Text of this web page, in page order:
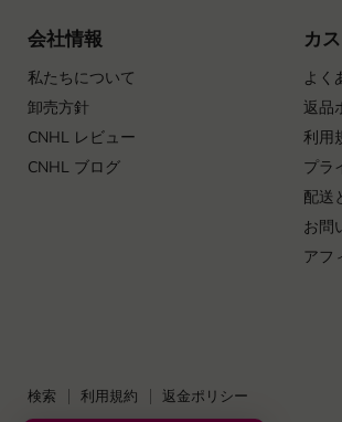
会社情報
私たちについて
卸売方針
CNHL レビュー
CNHL ブログ
カ
よく
返品
利用
プラ
配送
お問
アフ
検索
利用規約 返金ポリシー